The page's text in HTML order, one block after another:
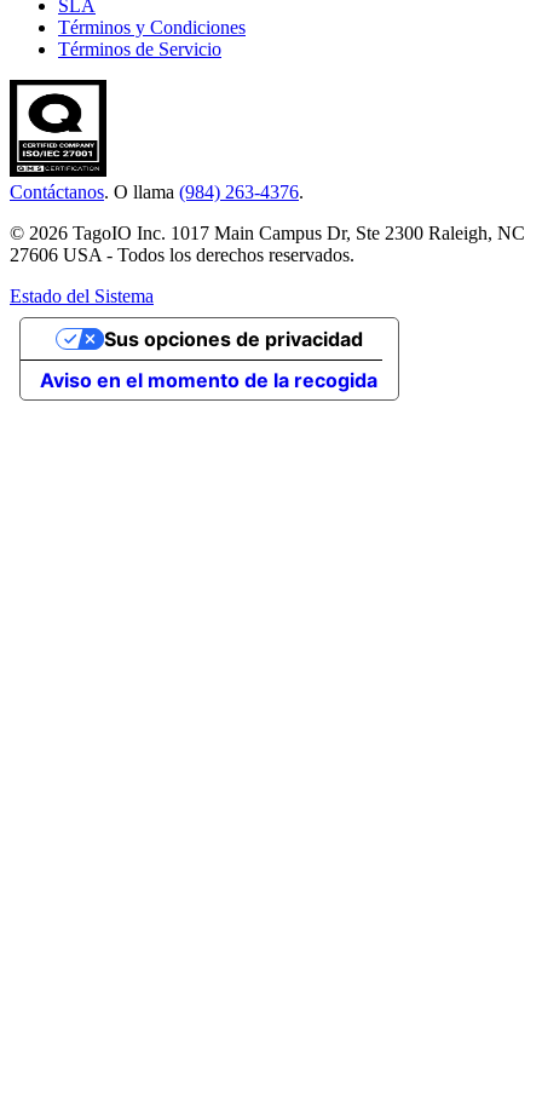
SLA
Términos y Condiciones
Términos de Servicio
Contáctanos. O llama (984) 263-4376.
© 2026 TagoIO Inc. 1017 Main Campus Dr, Ste 2300 Raleigh, NC
27606 USA - Todos los derechos reservados.
Estado del Sistema
Aviso en el momento de la recogida
Sus opciones de privacidad